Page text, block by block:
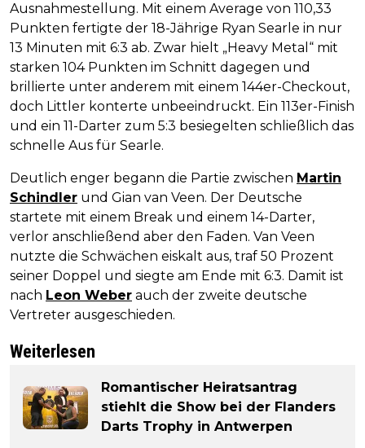
Ausnahmestellung. Mit einem Average von 110,33
Punkten fertigte der 18-Jährige Ryan Searle in nur
13 Minuten mit 6:3 ab. Zwar hielt „Heavy Metal“ mit
starken 104 Punkten im Schnitt dagegen und
brillierte unter anderem mit einem 144er-Checkout,
doch Littler konterte unbeeindruckt. Ein 113er-Finish
und ein 11-Darter zum 5:3 besiegelten schließlich das
schnelle Aus für Searle.
Deutlich enger begann die Partie zwischen Martin
Schindler und Gian van Veen. Der Deutsche
startete mit einem Break und einem 14-Darter,
verlor anschließend aber den Faden. Van Veen
nutzte die Schwächen eiskalt aus, traf 50 Prozent
seiner Doppel und siegte am Ende mit 6:3. Damit ist
nach Leon Weber auch der zweite deutsche
Vertreter ausgeschieden.
Weiterlesen
Romantischer Heiratsantrag
stiehlt die Show bei der Flanders
Darts Trophy in Antwerpen